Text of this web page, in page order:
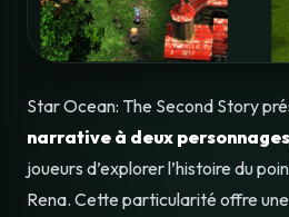
Star Ocean: The Second Story
narrative à deux personnages
joueurs d’explorer l’histoire du
Rena. Cette particularité offre